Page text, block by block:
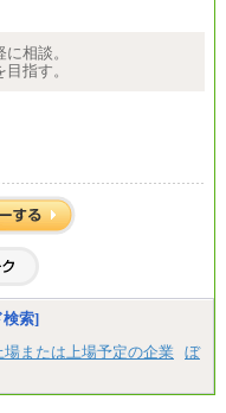
相談。
指す。
検索]
場または上場予定の企業
ぼ